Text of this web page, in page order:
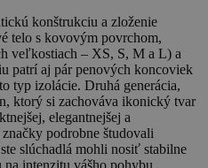
konštrukciu a zloženie
telo s kovovým povrchom,
veľkostiach – XS, S, M a L) a
patrí aj pár penových koncoviek
typ izolácie. Druhá generácia,
ktorý si zachováva ikonický tvar
elegantnejšej a
podrobne študovali
slúchadlá mohli nosiť stabilne
intenzitu vášho pohybu.